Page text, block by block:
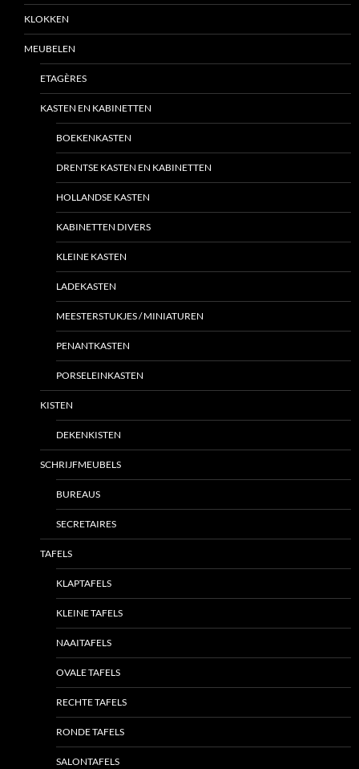
KLOKKEN
MEUBELEN
ETAGÈRES
KASTEN EN KABINETTEN
BOEKENKASTEN
DRENTSE KASTEN EN KABINETTEN
HOLLANDSE KASTEN
KABINETTEN DIVERS
KLEINE KASTEN
LADEKASTEN
MEESTERSTUKJES / MINIATUREN
PENANTKASTEN
PORSELEINKASTEN
KISTEN
DEKENKISTEN
SCHRIJFMEUBELS
BUREAUS
SECRETAIRES
TAFELS
KLAPTAFELS
KLEINE TAFELS
NAAITAFELS
OVALE TAFELS
RECHTE TAFELS
RONDE TAFELS
SALONTAFELS